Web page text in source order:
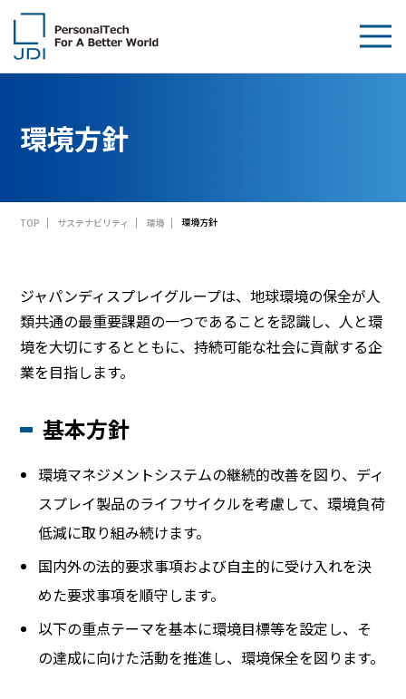
製品・技術
News
お問い合わせ
Japanese English
環境方針
TOP サステナビリティ 環境 環境方針
ジャパンディスプレイグループは、地球環境の保全が人
類共通の最重要課題の一つであることを認識し、人と環
境を大切にするとともに、持続可能な社会に貢献する企
業を目指します。
基本方針
環境マネジメントシステムの継続的改善を図り、ディ
スプレイ製品のライフサイクルを考慮して、環境負荷
低減に取り組み続けます。
国内外の法的要求事項および自主的に受け入れを決
めた要求事項を順守します。
以下の重点テーマを基本に環境目標等を設定し、そ
の達成に向けた活動を推進し、環境保全を図ります。